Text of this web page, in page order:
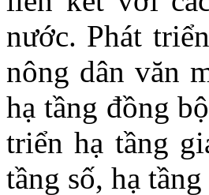
nước. Phát
nông dân văn
hạ tầng đồng
triển hạ tầng
tầng số, hạ